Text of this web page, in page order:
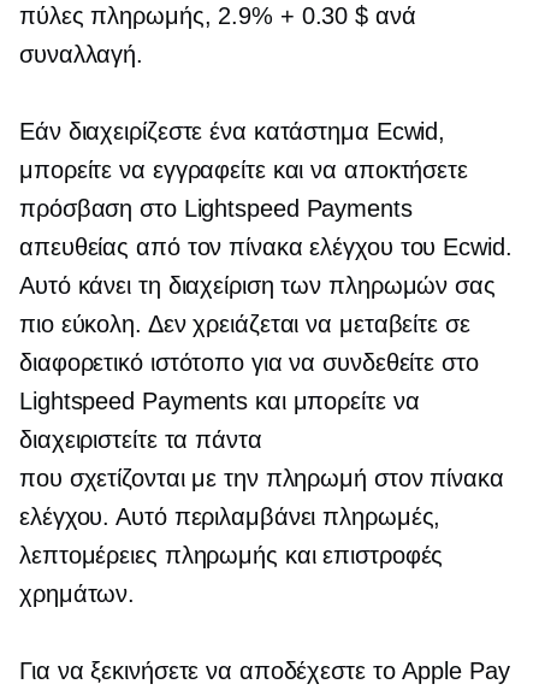
πύλες πληρωμής, 2.9% + 0.30 $ ανά
συναλλαγή.
Εάν διαχειρίζεστε ένα κατάστημα Ecwid,
μπορείτε να εγγραφείτε και να αποκτήσετε
πρόσβαση στο Lightspeed Payments
απευθείας από τον πίνακα ελέγχου του Ecwid.
Αυτό κάνει τη διαχείριση των πληρωμών σας
πιο εύκολη. Δεν χρειάζεται να μεταβείτε σε
διαφορετικό ιστότοπο για να συνδεθείτε στο
Lightspeed Payments και μπορείτε να
διαχειριστείτε τα πάντα
που σχετίζονται με την πληρωμή στον πίνακα
ελέγχου. Αυτό περιλαμβάνει πληρωμές,
λεπτομέρειες πληρωμής και επιστροφές
χρημάτων.
Για να ξεκινήσετε να αποδέχεστε το Apple Pay